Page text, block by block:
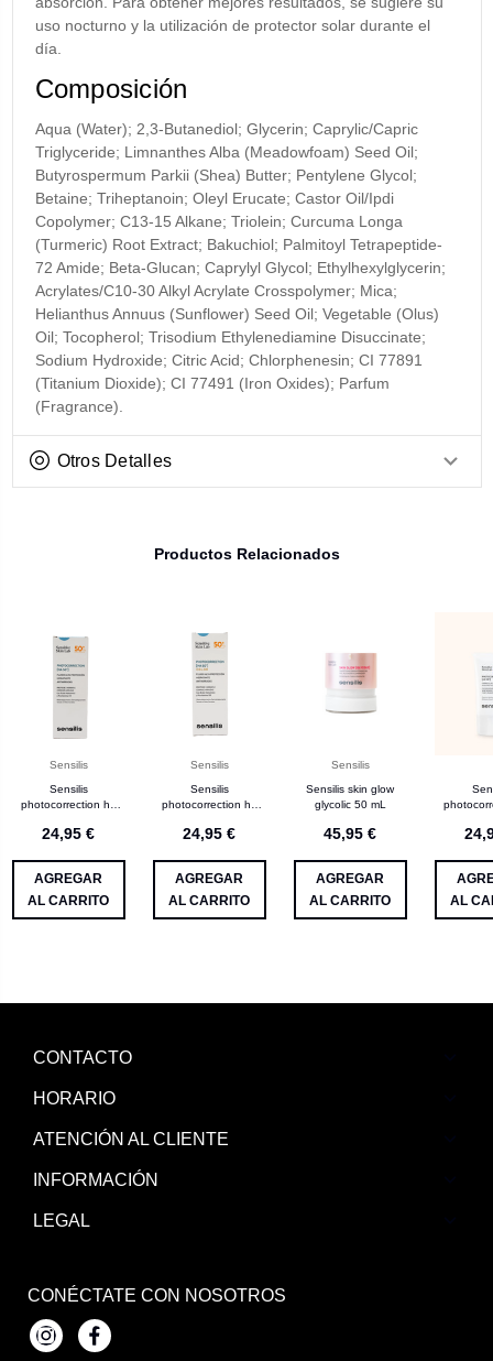
uso nocturno y la utilización de protector solar durante el
día.
Composición
Aqua (Water); 2,3-Butanediol; Glycerin; Caprylic/Capric
Triglyceride; Limnanthes Alba (Meadowfoam) Seed Oil;
Butyrospermum Parkii (Shea) Butter; Pentylene Glycol;
Betaine; Triheptanoin; Oleyl Erucate; Castor Oil/Ipdi
Copolymer; C13-15 Alkane; Triolein; Curcuma Longa
(Turmeric) Root Extract; Bakuchiol; Palmitoyl Tetrapeptide-
72 Amide; Beta-Glucan; Caprylyl Glycol; Ethylhexylglycerin;
Acrylates/C10-30 Alkyl Acrylate Crosspolymer; Mica;
Helianthus Annuus (Sunflower) Seed Oil; Vegetable (Olus)
Oil; Tocopherol; Trisodium Ethylenediamine Disuccinate;
Sodium Hydroxide; Citric Acid; Chlorphenesin; CI 77891
(Titanium Dioxide); CI 77491 (Iron Oxides); Parfum
(Fragrance).
Otros Detalles
Productos Relacionados
Sensilis
Sensilis
photocorrection ha
24,95 €
AGREGAR
AL CARRITO
Sensilis
Sensilis
photocorrection ha
24,95 €
AGREGAR
AL CARRITO
Sensilis
Sensilis skin glow
glycolic 50 mL
45,95 €
AGREGAR
AL CARRITO
AL
CONTACTO
HORARIO
ATENCIÓN AL CLIENTE
INFORMACIÓN
LEGAL
CONÉCTATE CON NOSOTROS
InstagramFacebook